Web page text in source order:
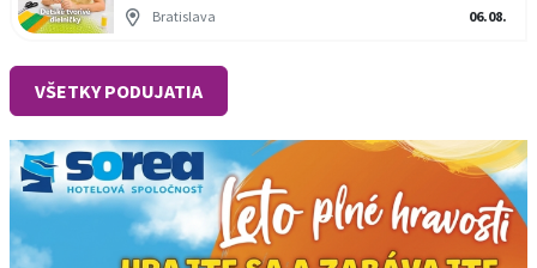
Bratislava 06.08.
VŠETKY PODUJATIA